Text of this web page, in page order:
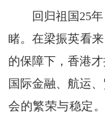
回归祖国25年
睹。在梁振英看
的保障下，香港
国际金融、航运
会的繁荣与稳定